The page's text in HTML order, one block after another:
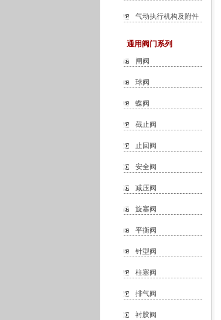
气动执行机构及附件
通用阀门系列
闸阀
球阀
蝶阀
截止阀
止回阀
安全阀
减压阀
旋塞阀
平衡阀
针型阀
柱塞阀
排气阀
衬胶阀